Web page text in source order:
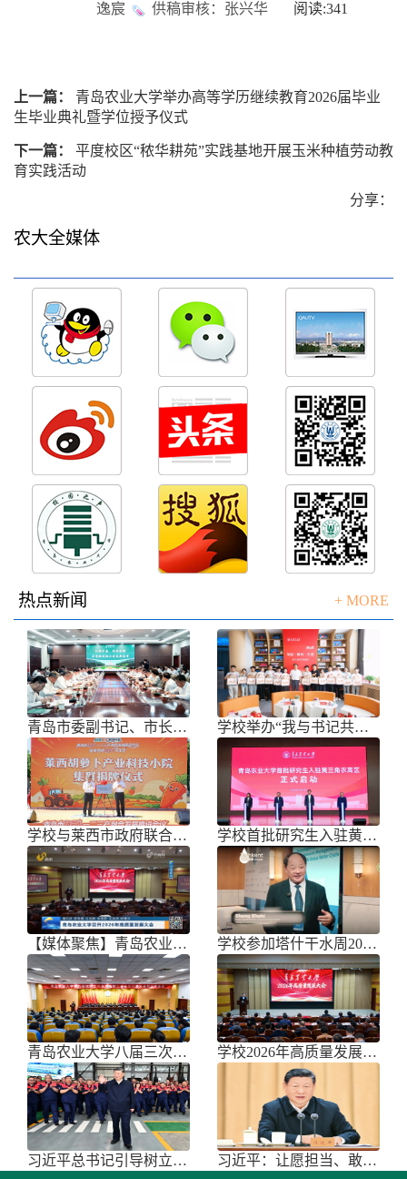
逸宸
供稿审核：张兴华 阅读:341
上一篇：
青岛农业大学举办高等学历继续教育2026届毕业
生毕业典礼暨学位授予仪式
下一篇：
平度校区“秾华耕苑”实践基地开展玉米种植劳动教
育实践活动
分享：
农大全媒体
热点新闻 + MORE
青岛市委副书记、市长任刚来校调研 学校举办“我与书记共话成长”师生面
学校与莱西市政府联合举办青岛市胡萝 学校首批研究生入驻黄三角农高区
【媒体聚焦】青岛农业大学召开202 学校参加塔什干水周2026国际论坛
青岛农业大学八届三次双代会胜利召开 学校2026年高质量发展大会召开
习近平总书记引导树立和践行正确政绩 习近平：让愿担当、敢担当、善担当蔚